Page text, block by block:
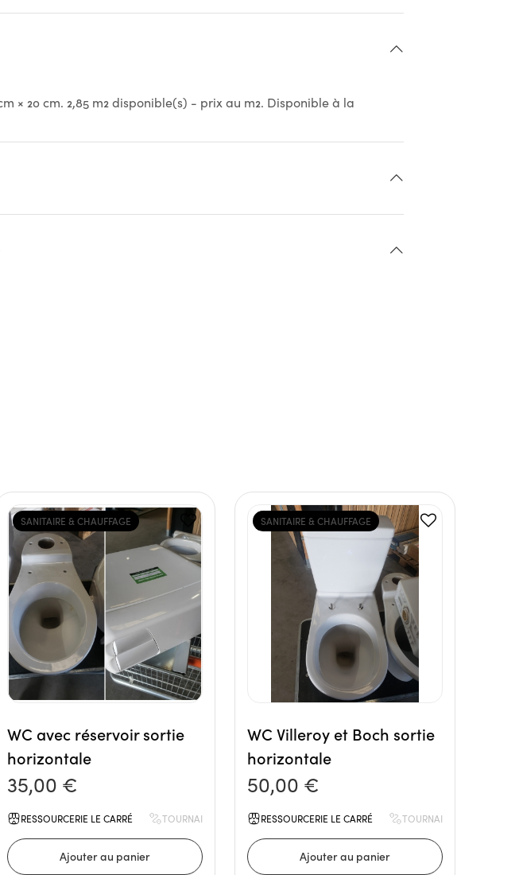
× 20 cm. 2,85 m2 disponible(s) - prix au m2. Disponible à la
SANITAIRE & CHAUFFAGE
WC avec réservoir sortie
horizontale
35,00 €
RESSOURCERIE LE CARRÉ TOURNAI
SANITAIRE & CHAUFFAGE
WC Villeroy et Boch sortie
horizontale
50,00 €
RESSOURCERIE LE CARRÉ TOURNAI